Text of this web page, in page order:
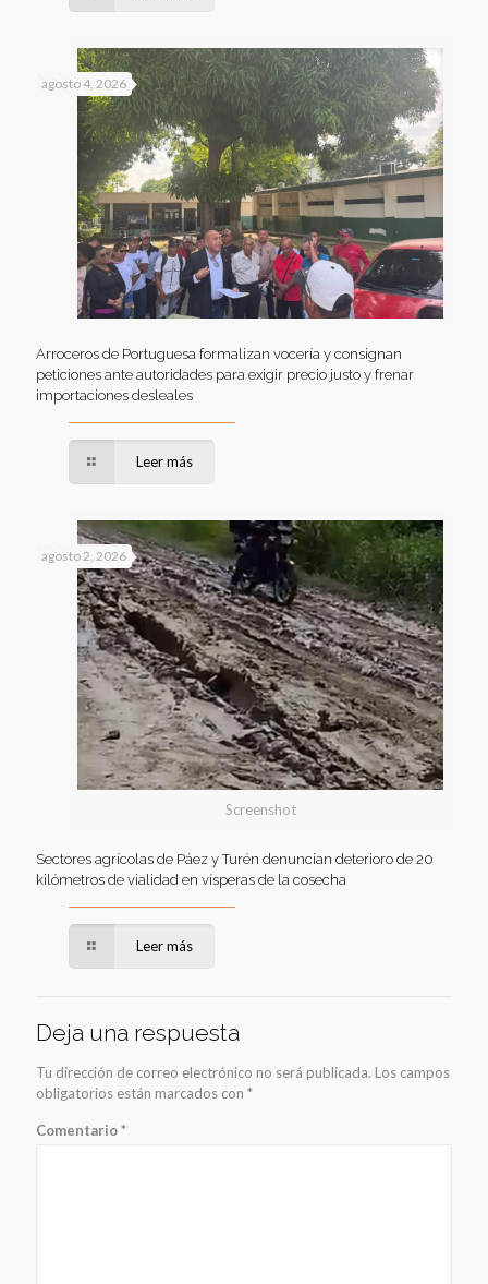
agosto 4, 2026
Arroceros de Portuguesa formalizan vocería y consignan
peticiones ante autoridades para exigir precio justo y frenar
importaciones desleales
Leer más
Screenshot
agosto 2, 2026
Sectores agrícolas de Páez y Turén denuncian deterioro de 20
kilómetros de vialidad en vísperas de la cosecha
Leer más
Deja una respuesta
Tu dirección de correo electrónico no será publicada. Los campos
obligatorios están marcados con *
Comentario*